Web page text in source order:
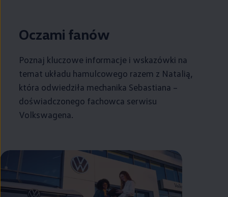
Oczami fanów
Poznaj kluczowe informacje i wskazówki na
temat układu hamulcowego razem z Natalią,
która odwiedziła mechanika Sebastiana –
doświadczonego fachowca serwisu
Volkswagena.